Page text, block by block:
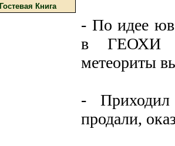
Гостевая Книга
- По идее
в ГЕОХИ
метеориты
-
продали,